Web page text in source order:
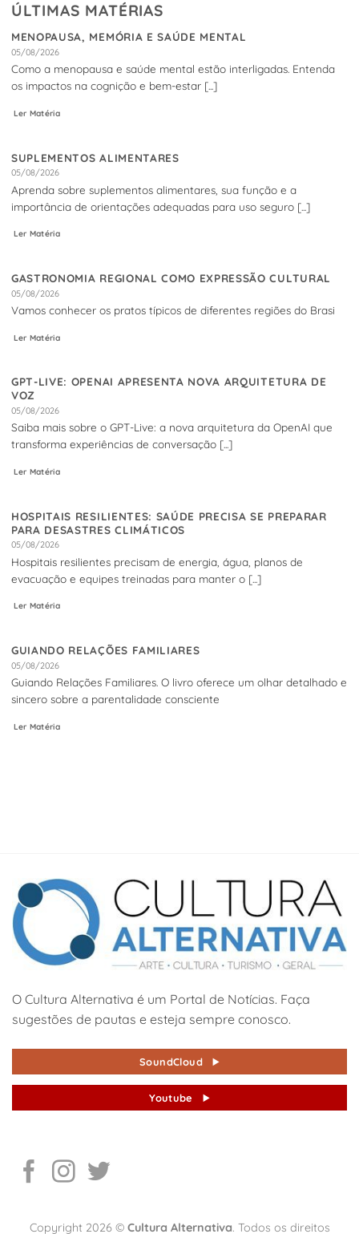
ÚLTIMAS MATÉRIAS
MENOPAUSA, MEMÓRIA E SAÚDE MENTAL
05/08/2026
Como a menopausa e saúde mental estão interligadas. Entenda
os impactos na cognição e bem-estar [...]
Ler Matéria
SUPLEMENTOS ALIMENTARES
05/08/2026
Aprenda sobre suplementos alimentares, sua função e a
importância de orientações adequadas para uso seguro [...]
Ler Matéria
GASTRONOMIA REGIONAL COMO EXPRESSÃO CULTURAL
05/08/2026
Vamos conhecer os pratos típicos de diferentes regiões do Brasi
Ler Matéria
GPT-LIVE: OPENAI APRESENTA NOVA ARQUITETURA DE
VOZ
05/08/2026
Saiba mais sobre o GPT-Live: a nova arquitetura da OpenAI que
transforma experiências de conversação [...]
Ler Matéria
HOSPITAIS RESILIENTES: SAÚDE PRECISA SE PREPARAR
PARA DESASTRES CLIMÁTICOS
05/08/2026
Hospitais resilientes precisam de energia, água, planos de
evacuação e equipes treinadas para manter o [...]
Ler Matéria
GUIANDO RELAÇÕES FAMILIARES
05/08/2026
Guiando Relações Familiares. O livro oferece um olhar detalhado e
sincero sobre a parentalidade consciente
Ler Matéria
O Cultura Alternativa é um Portal de Notícias. Faça
sugestões de pautas e esteja sempre conosco.
SoundCloud
Youtube
Copyright 2026 © Cultura Alternativa. Todos os direitos